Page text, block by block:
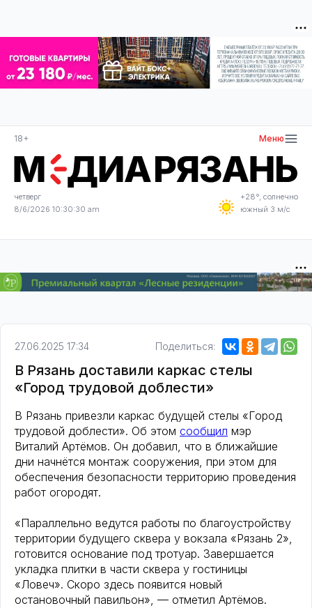
18+ Меню
четверг
8/6/2026 10:30:30 am
+28°, солнечно
южный 3 м/с
27.06.2025 17:34 Поделиться:
В Рязань доставили каркас стелы
«Город трудовой доблести»
В Рязань привезли каркас будущей стелы «Город
трудовой доблести». Об этом сообщил мэр
Виталий Артёмов. Он добавил, что в ближайшие
дни начнётся монтаж сооружения, при этом для
обеспечения безопасности территорию проведения
работ огородят.
«Параллельно ведутся работы по благоустройству
территории будущего сквера у вокзала «Рязань 2»,
готовится основание под тротуар. Завершается
укладка плитки в части сквера у гостиницы
«Ловеч». Скоро здесь появится новый
остановочный павильон», — отметил Артёмов.